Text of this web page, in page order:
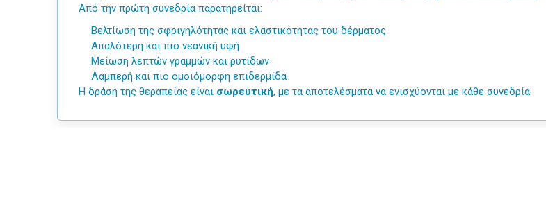
Από την πρώτη συνεδρία παρατηρείται:
Βελτίωση της σφριγηλότητας και ελαστικότητας του δέρματος
Απαλότερη και πιο νεανική υφή
Μείωση λεπτών γραμμών και ρυτίδων
Λαμπερή και πιο ομοιόμορφη επιδερμίδα
Η δράση της θεραπείας είναι σωρευτική, με τα αποτελέσματα να ενισχύονται με κάθε συνεδρία.